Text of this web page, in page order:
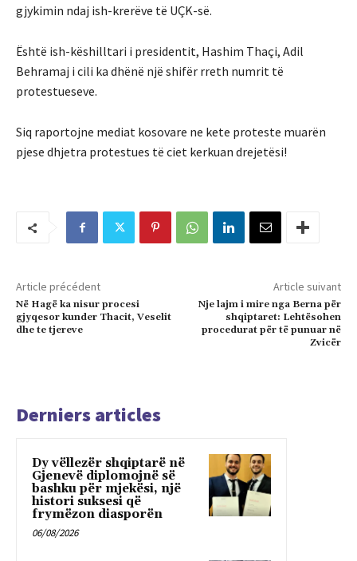
gjykimin ndaj ish-krerëve të UÇK-së.
Është ish-këshilltari i presidentit, Hashim Thaçi, Adil
Behramaj i cili ka dhënë një shifër rreth numrit të
protestueseve.
Siq raportojne mediat kosovare ne kete proteste muarën
pjese dhjetra protestues të ciet kerkuan drejetësi!
Article précédent
Në Hagë ka nisur procesi
gjyqesor kunder Thacit, Veselit
dhe te tjereve
Article suivant
Nje lajm i mire nga Berna për
shqiptaret: Lehtësohen
procedurat për të punuar në
Zvicër
Derniers articles
Dy vëllezër shqiptarë në
Gjenevë diplomojnë së
bashku për mjekësi, një
histori suksesi që
frymëzon diasporën
06/08/2026